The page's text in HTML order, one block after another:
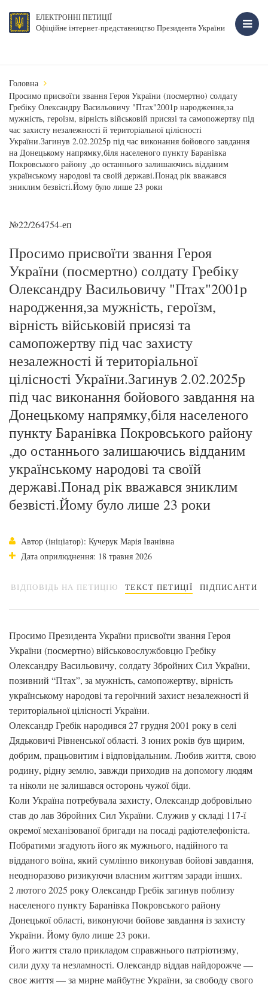
ЕЛЕКТРОННІ ПЕТИЦІЇ
Офіційне інтернет-представництво Президента України
Головна
Просимо присвоїти звання Героя України (посмертно) солдату
Гребіку Олександру Васильовичу "Птах"2001р народження,за
мужність, героїзм, вірність військовій присязі та самопожертву під
час захисту незалежності й територіальної цілісності
України.Загинув 2.02.2025р під час виконання бойового завдання
на Донецькому напрямку,біля населеного пункту Баранівка
Покровського району ,до останнього залишаючись відданим
українському народові та своїй державі.Понад рік вважався
зниклим безвісті.Йому було лише 23 роки
№22/264754-еп
Просимо присвоїти звання Героя
України (посмертно) солдату Гребіку
Олександру Васильовичу "Птах"2001р
народження,за мужність, героїзм,
вірність військовій присязі та
самопожертву під час захисту
незалежності й територіальної
цілісності України.Загинув 2.02.2025р
під час виконання бойового завдання на
Донецькому напрямку,біля населеного
пункту Баранівка Покровського району
,до останнього залишаючись відданим
українському народові та своїй
державі.Понад рік вважався зниклим
безвісті.Йому було лише 23 роки
Автор (ініціатор): Кучерук Марія Іванівна
Дата оприлюднення: 18 травня 2026
ВІДПОВІДЬ НА ПЕТИЦІЮ ТЕКСТ ПЕТИЦІЇ ПІДПИСАНТИ
Просимо Президента України присвоїти звання Героя
України (посмертно) військовослужбовцю Гребіку
Олександру Васильовичу, солдату Збройних Сил України,
позивний “Птах”, за мужність, самопожертву, вірність
українському народові та героїчний захист незалежності й
територіальної цілісності України.
Олександр Гребік народився 27 грудня 2001 року в селі
Дядьковичі Рівненської області. З юних років був щирим,
добрим, працьовитим і відповідальним. Любив життя, свою
родину, рідну землю, завжди приходив на допомогу людям
та ніколи не залишався осторонь чужої біди.
Коли Україна потребувала захисту, Олександр добровільно
став до лав Збройних Сил України. Служив у складі 117-ї
окремої механізованої бригади на посаді радіотелефоніста.
Побратими згадують його як мужнього, надійного та
відданого воїна, який сумлінно виконував бойові завдання,
неодноразово ризикуючи власним життям заради інших.
2 лютого 2025 року Олександр Гребік загинув поблизу
населеного пункту Баранівка Покровського району
Донецької області, виконуючи бойове завдання із захисту
України. Йому було лише 23 роки.
Його життя стало прикладом справжнього патріотизму,
сили духу та незламності. Олександр віддав найдорожче —
своє життя — за мирне майбутнє України, за свободу свого